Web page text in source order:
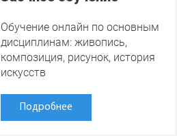
Обучение онлайн по основным
дисциплинам: живопись,
композиция, рисунок, история
искусств
Подробнее